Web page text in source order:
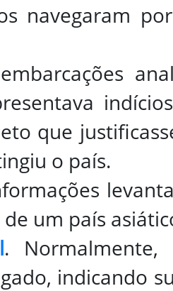
navegaram
que
o país.
um país
.
indicando